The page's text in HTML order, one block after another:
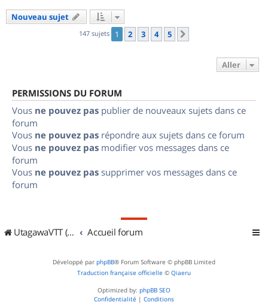
Nouveau sujet
147 sujets 1 2 3 4 5
Aller
PERMISSIONS DU FORUM
Vous ne pouvez pas publier de nouveaux sujets dans ce
forum
Vous ne pouvez pas répondre aux sujets dans ce forum
Vous ne pouvez pas modifier vos messages dans ce
forum
Vous ne pouvez pas supprimer vos messages dans ce
forum
UtagawaVTT (Randos VTT et VTTAE avec traces GPS) Accueil forum
Développé par phpBB® Forum Software © phpBB Limited
Traduction française officielle © Qiaeru
Optimized by: phpBB SEO
Confidentialité | Conditions